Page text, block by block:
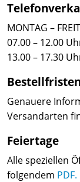
MONTAG –
07.00 – 12.00
13.00 – 17.30
Bestellfristen
Genauere
Versandarten
Feiertage
Alle speziellen
folgendem PDF.